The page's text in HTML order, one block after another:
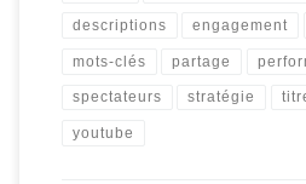
descriptions engagement
mots-clés partage
spectateurs stratégie
youtube